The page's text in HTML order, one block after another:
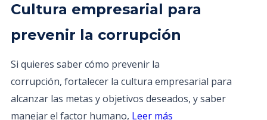
Cultura empresarial para
prevenir la corrupción
Si quieres saber cómo prevenir la
corrupción, fortalecer la cultura empresarial para
alcanzar las metas y objetivos deseados, y saber
manejar el factor humano, Leer más